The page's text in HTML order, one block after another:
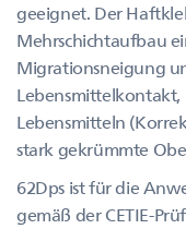
geeignet. Der
Mehrschichtaufbau
Migrationsneigung
Lebensmitteln
stark gekrümmte
62Dps ist für die
gemäß der CETIE-